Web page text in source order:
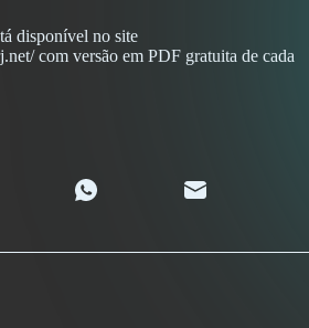
disponível no site
com versão em PDF gratuita de cada